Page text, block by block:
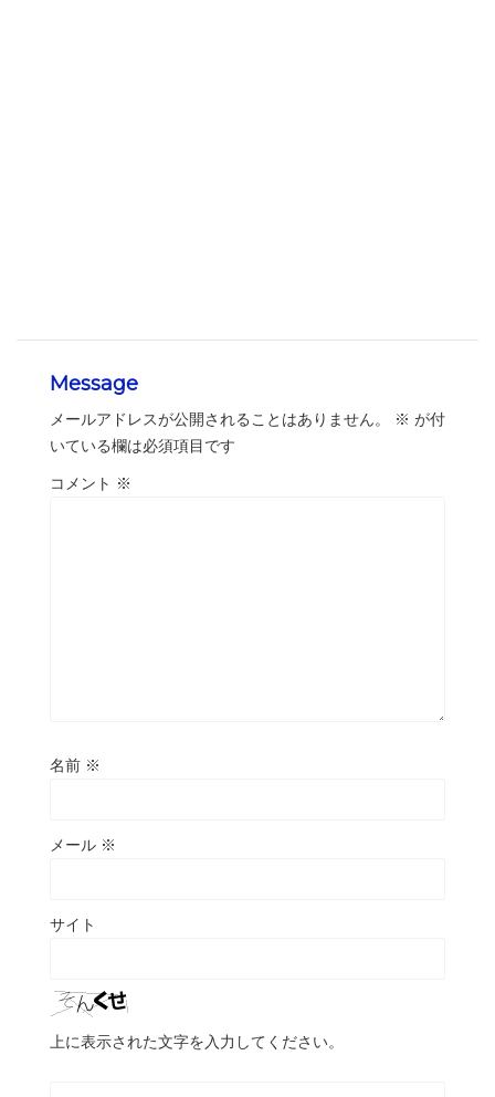
Message
メールアドレスが公開されることはありません。 ※ が付
いている欄は必須項目です
コメント ※
名前 ※
メール ※
サイト
上に表示された文字を入力してください。